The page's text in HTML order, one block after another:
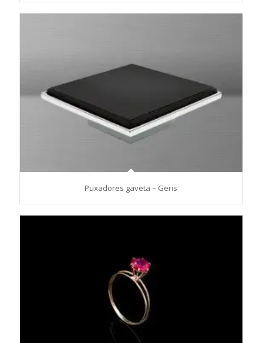
Puxadores gaveta – Geris